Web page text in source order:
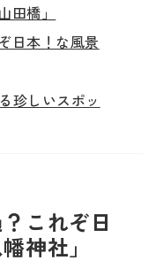
田橋」
日本！な風景
珍しいスポッ
これぞ日
神社」